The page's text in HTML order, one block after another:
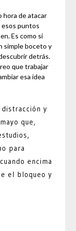
hora de atacar
esos puntos
Es como si
simple boceto y
detrás.
que trabajar
esa idea
y
que,
para
encima
el bloqueo y